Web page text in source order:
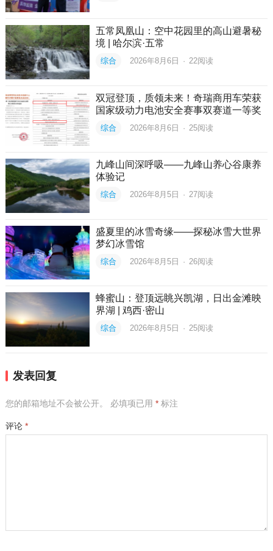
五常凤凰山：空中花园里的高山避暑秘
境 | 哈尔滨·五常
综合 2026年8月6日 · 22阅读
双冠登顶，质领未来！奇瑞商用车荣获
国家级动力电池安全赛事双赛道一等奖
综合 2026年8月6日 · 25阅读
九峰山间深呼吸——九峰山养心谷康养
体验记
综合 2026年8月5日 · 27阅读
盛夏里的冰雪奇缘——探秘冰雪大世界
梦幻冰雪馆
综合 2026年8月5日 · 26阅读
蜂蜜山：登顶远眺兴凯湖，日出金滩映
界湖 | 鸡西·密山
综合 2026年8月5日 · 25阅读
发表回复
您的邮箱地址不会被公开。 必填项已用 *标注
评论 *